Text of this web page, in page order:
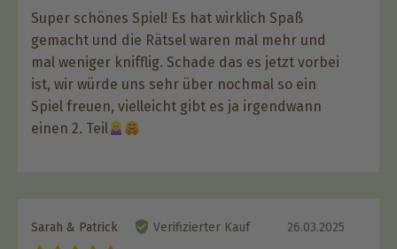
Super schönes Spiel! Es hat wirklich Spaß
gemacht und die Rätsel waren mal mehr und
mal weniger knifflig. Schade das es jetzt vorbei
ist, wir würde uns sehr über nochmal so ein
Spiel freuen, vielleicht gibt es ja irgendwann
einen 2. Teil
Sarah & Patrick Verifizierter Kauf 26.03.2025